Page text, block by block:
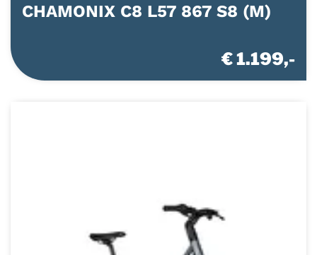
CHAMONIX C8 L57 867 S8 (M)
€ 1.199,-